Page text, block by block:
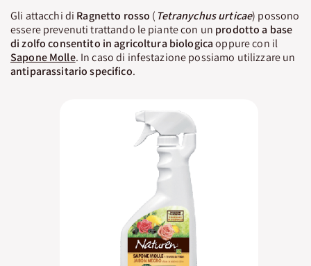
Gli attacchi di Ragnetto rosso (Tetranychus urticae) possono
essere prevenuti trattando le piante con un prodotto a base
di zolfo consentito in agricoltura biologicaoppure con il
Sapone Molle. In caso di infestazione possiamo utilizzare un
antiparassitario specifico.